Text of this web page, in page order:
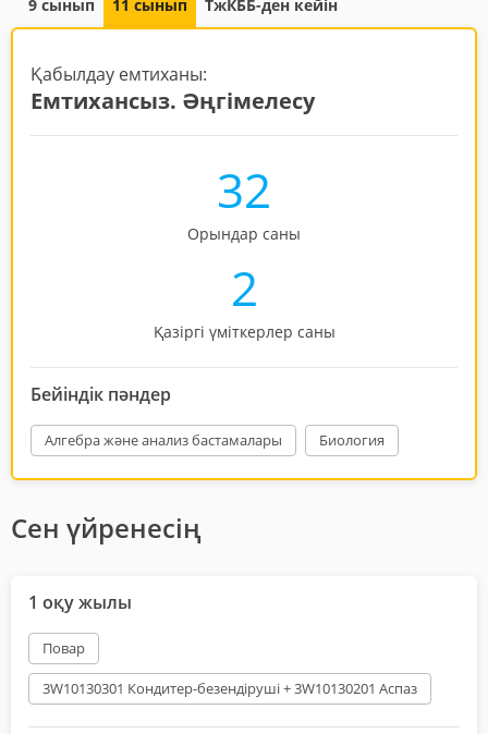
9 сынып 11 сынып ТжКББ-ден кейін
Қабылдау емтиханы:
Емтихансыз. Әңгімелесу
32
Орындар саны
2
Қазіргі үміткерлер саны
Бейіндік пәндер
Алгебра және анализ бастамалары Биология
Сен үйренесің
1 оқу жылы
Повар
3W10130301 Кондитер-безендіруші + 3W10130201 Аспаз